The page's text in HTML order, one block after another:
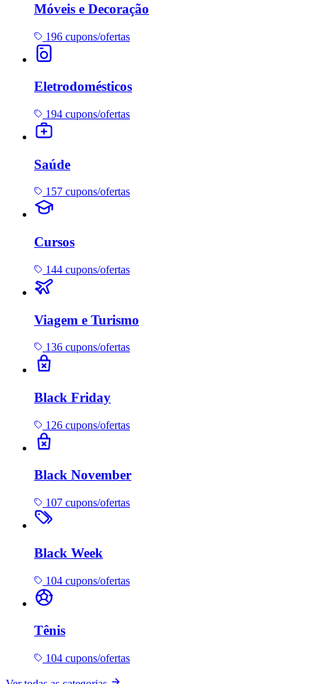
Móveis e Decoração
196 cupons/ofertas
Eletrodomésticos
194 cupons/ofertas
Saúde
157 cupons/ofertas
Cursos
144 cupons/ofertas
Viagem e Turismo
136 cupons/ofertas
Black Friday
126 cupons/ofertas
Black November
107 cupons/ofertas
Black Week
104 cupons/ofertas
Tênis
104 cupons/ofertas